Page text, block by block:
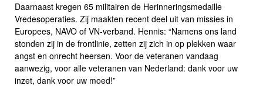
Daarnaast kregen 65 militairen de Herinneringsmedaille
Vredesoperaties. Zij maakten recent deel uit van missies in
Europees, NAVO of VN-verband. Hennis: “Namens ons land
stonden zij in de frontlinie, zetten zij zich in op plekken waar
angst en onrecht heersen. Voor de veteranen vandaag
aanwezig, voor alle veteranen van Nederland: dank voor uw
inzet, dank voor uw moed!”